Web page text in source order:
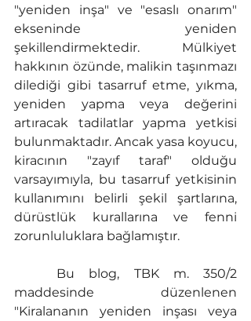
"yeniden inşa" ve "esaslı onarım"
ekseninde yeniden
şekillendirmektedir. Mülkiyet
hakkının özünde, malikin taşınmazı
dilediği gibi tasarruf etme, yıkma,
yeniden yapma veya değerini
artıracak tadilatlar yapma yetkisi
bulunmaktadır. Ancak yasa koyucu,
kiracının "zayıf taraf" olduğu
varsayımıyla, bu tasarruf yetkisinin
kullanımını belirli şekil şartlarına,
dürüstlük kurallarına ve fenni
zorunluluklara bağlamıştır.
maddesinde düzenlenen
"Kiralananın yeniden inşası veya